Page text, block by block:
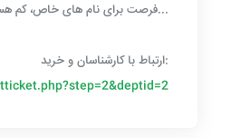
...فرصت برای نام های خاص، کم
:ارتباط با کارشناسان و خرید